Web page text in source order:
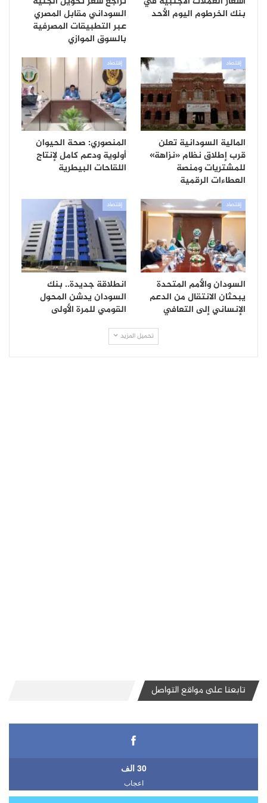
بنك الخرطوم اليوم الأحد
السوداني مقابل المصري
عبر التطبيقات المصرفية
بالسوق الموازي
إقتصاد
المالية السودانية تعلن
قرب إطلاق نظام «نزاهة»
للمشتريات ومنصة
العطاءات الرقمية
إقتصاد
المنصوري: صحة الحيوان
أولوية ودعم كامل لإنتاج
اللقاحات البيطرية
إقتصاد
السودان والأمم المتحدة
يبحثان الانتقال من الدعم
الإنساني إلى التعافي
إقتصاد
انطلاقة جديدة.. بنك
السودان يدشن المحول
القومي للمرة الأولى
تحميل المزيد
تابعنا على مواقع التواصل
30 الف
اعجاب